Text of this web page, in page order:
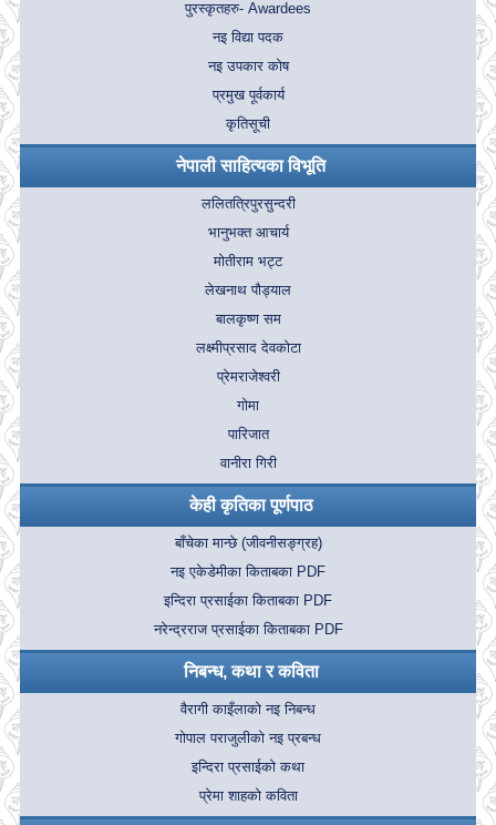
पुरस्कृतहरु- Awardees
नइ विद्या पदक
नइ उपकार कोष
प्रमुख पूर्वकार्य
कृतिसूची
नेपाली साहित्यका विभूति
ललितत्रिपुरसुन्दरी
भानुभक्त आचार्य
मोतीराम भट्ट
लेखनाथ पौड्याल
बालकृष्ण सम
लक्ष्मीप्रसाद देवकोटा
प्रेमराजेश्वरी
गोमा
पारिजात
वानीरा गिरी
केही कृतिका पूर्णपाठ
बाँचेका मान्छे (जीवनीसङ्ग्रह)
नइ एकेडेमीका किताबका PDF
इन्दिरा प्रसाईका किताबका PDF
नरेन्द्रराज प्रसाईका किताबका PDF
निबन्ध, कथा र कविता
वैरागी काइँलाको नइ निबन्ध
गोपाल पराजुलीको नइ प्रबन्ध
इन्दिरा प्रसाईको कथा
प्रेमा शाहको कविता